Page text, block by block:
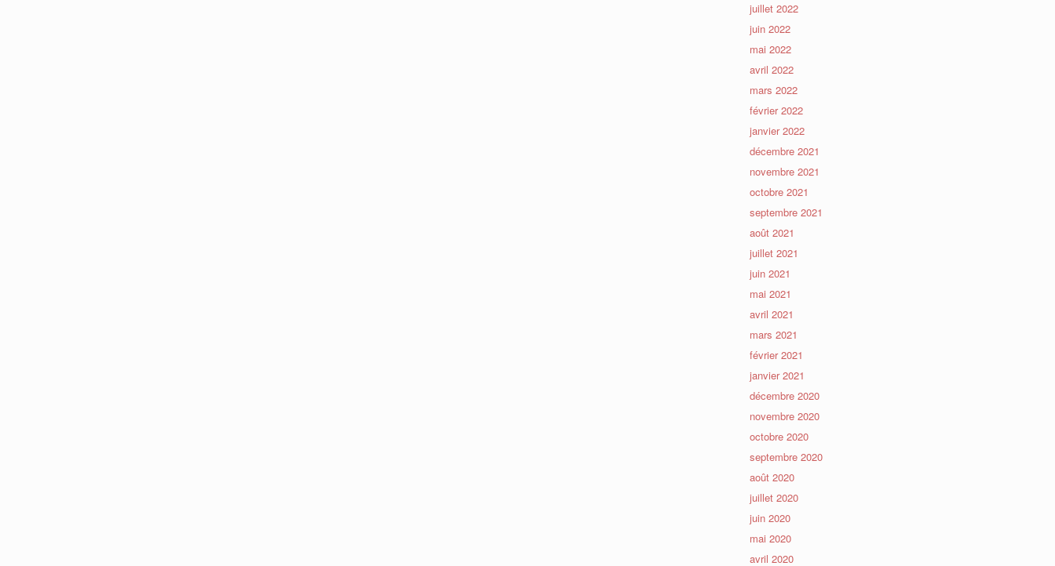
juillet 2022
juin 2022
mai 2022
avril 2022
mars 2022
février 2022
janvier 2022
décembre 2021
novembre 2021
octobre 2021
septembre 2021
août 2021
juillet 2021
juin 2021
mai 2021
avril 2021
mars 2021
février 2021
janvier 2021
décembre 2020
novembre 2020
octobre 2020
septembre 2020
août 2020
juillet 2020
juin 2020
mai 2020
avril 2020